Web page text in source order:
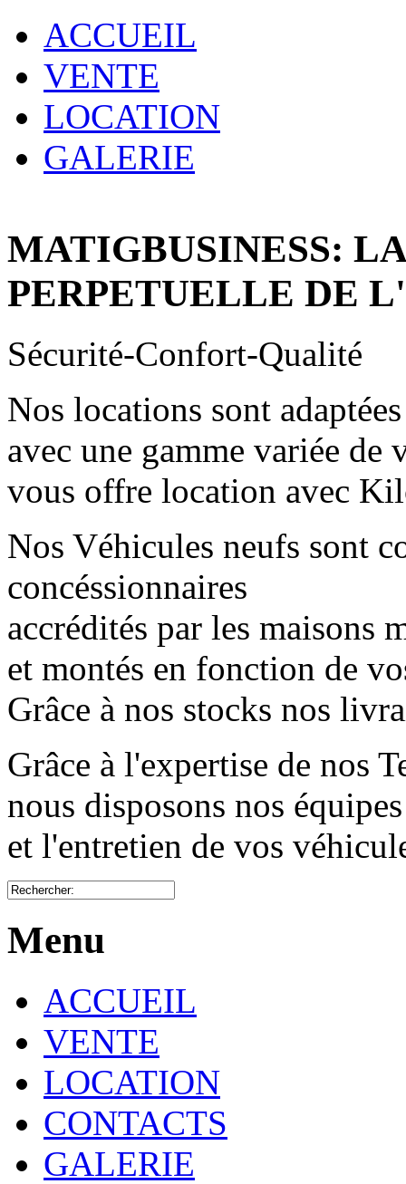
ACCUEIL
VENTE
LOCATION
GALERIE
MATIGBUSINESS:
PERPETUELLE DE
Sécurité-Confort-Qualité
Nos locations sont
avec une gamme variée
vous offre location avec
Nos Véhicules neufs sont
concéssionnaires
accrédités par les maisons
et montés en fonction de
Grâce à nos stocks nos
Grâce à l'expertise de nos
nous disposons nos
et l'entretien de vos
Menu
ACCUEIL
VENTE
LOCATION
CONTACTS
GALERIE